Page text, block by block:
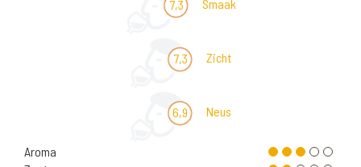
7,3 Smaak
7,3 Zicht
6,9 Neus
Aroma